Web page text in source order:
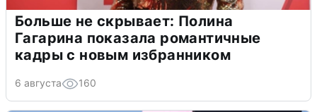
Больше не скрывает: Полина
Гагарина показала романтичные
кадры с новым избранником
6 августа 160